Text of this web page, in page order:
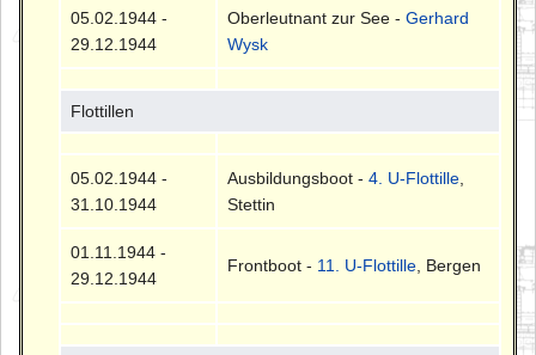
05.02.1944 -
29.12.1944
Oberleutnant zur See -Gerhard
Wysk
Flottillen
05.02.1944 -
31.10.1944
Ausbildungsboot -4. U-Flottille
Stettin
01.11.1944 -
29.12.1944
Frontboot - 11. U-Flottille , Bergen